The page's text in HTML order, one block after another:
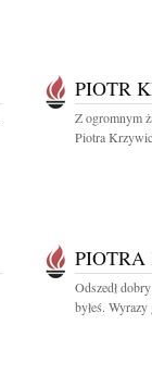
PIOTR
Z ogromnym
Piotra
Odszedł
byłeś. Wyrazy